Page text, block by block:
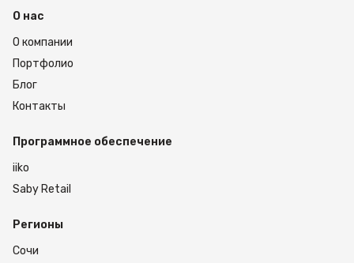
О нас
О компании
Портфолио
Блог
Контакты
Программное обеспечение
iiko
Saby Retail
Регионы
Сочи